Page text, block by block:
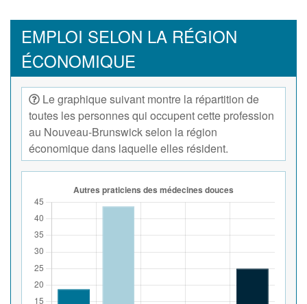
EMPLOI SELON LA RÉGION
ÉCONOMIQUE
Le graphique suivant montre la répartition de
toutes les personnes qui occupent cette profession
au Nouveau-Brunswick selon la région
économique dans laquelle elles résident.